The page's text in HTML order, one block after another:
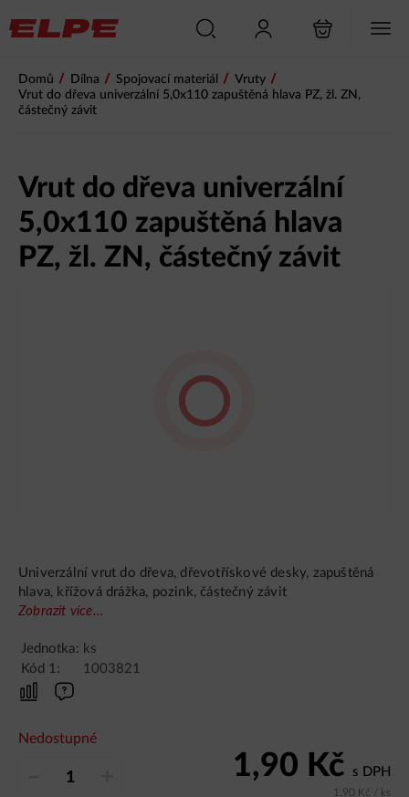
Domů / Dílna / Spojovací materiál / Vruty /
Vrut do dřeva univerzální 5,0x110 zapuštěná hlava PZ, žl. ZN,
částečný závit
Vrut do dřeva univerzální
5,0x110 zapuštěná hlava
PZ, žl. ZN, částečný závit
Univerzální vrut do dřeva, dřevotřískové desky, zapuštěná
hlava, křížová drážka, pozink, částečný závit
Zobrazit více...
Jednotka: ks
Kód 1:
1003821
Nedostupné
1,90 Kč s DPH
1,90 Kč / ks